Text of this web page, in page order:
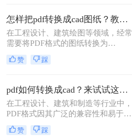
CAD图纸的方法，帮助您根据不同的
需求选择最合适的方式。
怎样把pdf转换成cad图纸？教你4种便捷转换操作！
在工程设计、建筑绘图等领域，经常
需要将PDF格式的图纸转换为
CAD（计算机辅助设计）格式，以便
进行进一步的编辑和修改。那么怎样
四种将PDF转换成CAD图纸的高效方
法。每种方法都有其独特的优势和适
用场景，用户可以根据自己的需求选
择最合适的方法。
赞 踩
pdf如何转换成cad？来试试这三种高效的转换方法！
在工程设计、建筑和制造等行业中，
PDF格式因其广泛的兼容性和易于共
享的特点而被广泛采用。然而，在某
些情况下，用户可能需要将PDF文件
赞 踩